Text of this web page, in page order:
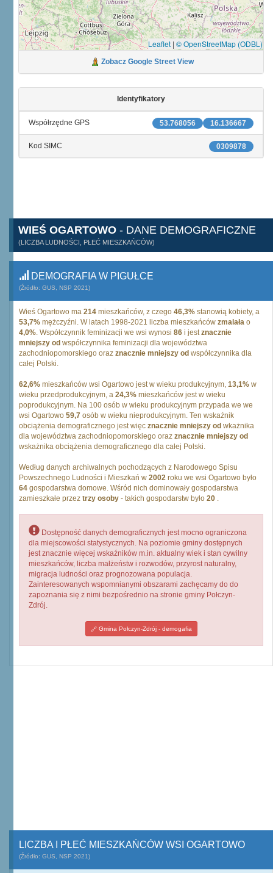
Leaflet | © OpenStreetMap (ODBL)
Zobacz Google Street View
Identyfikatory
16.136667
53.768056
Współrzędne GPS
0309878
Kod SIMC
WIEŚ OGARTOWO - DANE DEMOGRAFICZNE
(LICZBA LUDNOŚCI, PŁEĆ MIESZKAŃCÓW)
DEMOGRAFIA W PIGUŁCE
(Źródło: GUS, NSP 2021)
Wieś Ogartowo ma 214 mieszkańców, z czego 46,3% stanowią kobiety, a
53,7% mężczyźni. W latach 1998-2021 liczba mieszkańców zmalała o
4,0%. Współczynnik feminizacji we wsi wynosi 86 i jestznacznie
mniejszy od współczynnika feminizacji dla województwa
zachodniopomorskiego oraz znacznie mniejszy od współczynnika dla
całej Polski.
62,6% mieszkańców wsi Ogartowo jest w wieku produkcyjnym, 13,1% w
wieku przedprodukcyjnym, a 24,3% mieszkańców jest w wieku
poprodukcyjnym. Na 100 osób w wieku produkcyjnym przypada we we
wsi Ogartowo 59,7 osób w wieku nieprodukcyjnym. Ten wskaźnik
obciążenia demograficznego jest więc znacznie mniejszy od wkażnika
dla województwa zachodniopomorskiego oraz znacznie mniejszy od
wskażnika obciążenia demograficznego dla całej Polski.
Według danych archiwalnych pochodzących z Narodowego Spisu
Powszechnego Ludności i Mieszkań w 2002 roku we wsi Ogartowo było
64 gospodarstwa domowe. Wśród nich dominowały gospodarstwa
zamieszkałe przez trzy osoby - takich gospodarstw było 20 .
Dostępność danych demograficznych jest mocno ograniczona
dla miejscowości statystycznych. Na poziomie gminy dostępnych
jest znacznie więcej wskaźników m.in. aktualny wiek i stan cywilny
mieszkańców, liczba małżeństw i rozwodów, przyrost naturalny,
migracja ludności oraz prognozowana populacja.
Zainteresowanych wspomnianymi obszarami zachęcamy do do
zapoznania się z nimi bezpośrednio na stronie gminy Połczyn-
Zdrój.
Gmina Połczyn-Zdrój - demogafia
LICZBA I PŁEĆ MIESZKAŃCÓW WSI OGARTOWO
(Źródło: GUS, NSP 2021)